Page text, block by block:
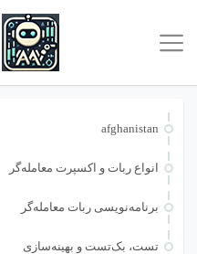
afghanistan
انواع ربات و اکسپرت معامله‌گر
برنامه‌نویسی ربات معامله‌گر
تست، بک‌تست و بهینه‌سازی